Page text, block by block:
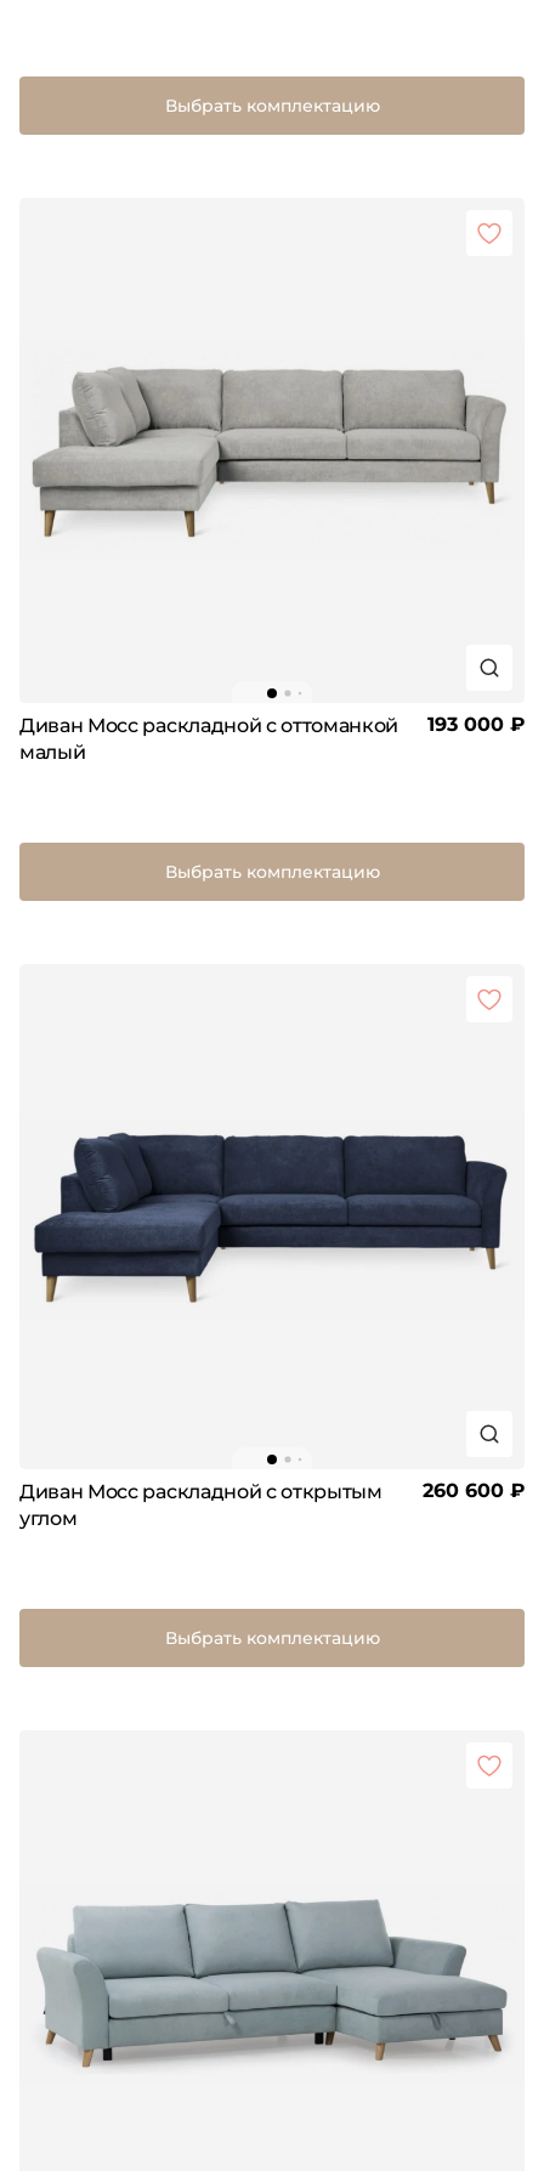
Выбрать комплектацию
Диван Мосс раскладной с оттоманкой
малый
193 000 ₽
Выбрать комплектацию
Диван Мосс раскладной с открытым
углом
260 600 ₽
Выбрать комплектацию